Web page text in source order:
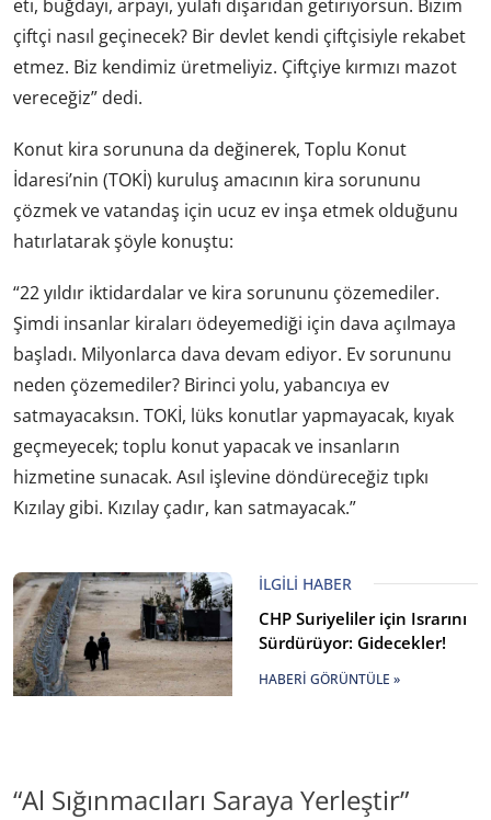
eti, buğdayı, arpayı, yulafı dışarıdan getiriyorsun. Bizim
çiftçi nasıl geçinecek? Bir devlet kendi çiftçisiyle rekabet
etmez. Biz kendimiz üretmeliyiz. Çiftçiye kırmızı mazot
vereceğiz” dedi.
Konut kira sorununa da değinerek, Toplu Konut
İdaresi’nin (TOKİ) kuruluş amacının kira sorununu
çözmek ve vatandaş için ucuz ev inşa etmek olduğunu
hatırlatarak şöyle konuştu:
“22 yıldır iktidardalar ve kira sorununu çözemediler.
Şimdi insanlar kiraları ödeyemediği için dava açılmaya
başladı. Milyonlarca dava devam ediyor. Ev sorununu
neden çözemediler? Birinci yolu, yabancıya ev
satmayacaksın. TOKİ, lüks konutlar yapmayacak, kıyak
geçmeyecek; toplu konut yapacak ve insanların
hizmetine sunacak. Asıl işlevine döndüreceğiz tıpkı
Kızılay gibi. Kızılay çadır, kan satmayacak.”
İLGILI HABER
CHP Suriyeliler için Israrını
Sürdürüyor: Gidecekler!
HABERI GÖRÜNTÜLE »
“Al Sığınmacıları Saraya Yerleştir”